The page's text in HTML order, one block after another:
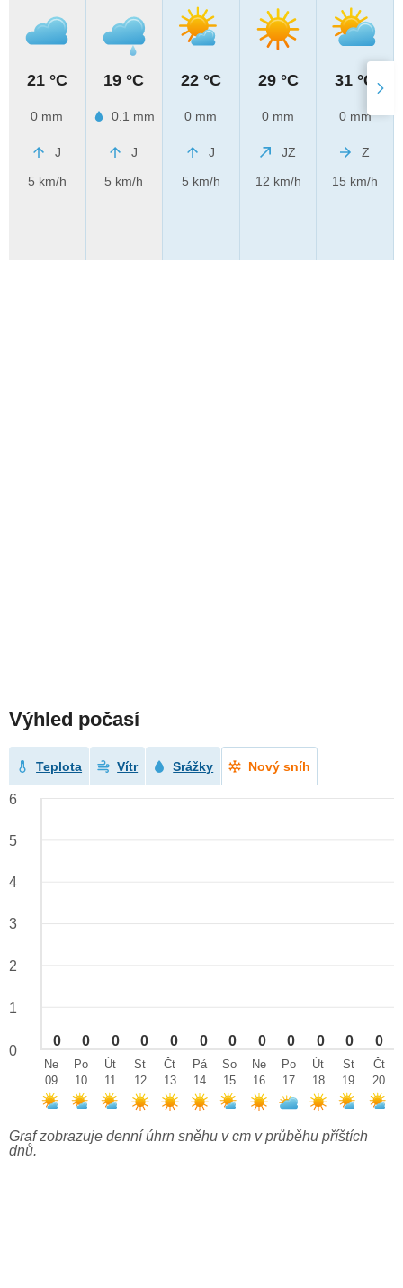
21 °C
0 mm
J
5 km/h
19 °C
0.1 mm
J
5 km/h
22 °C
0 mm
J
5 km/h
29 °C
0 mm
JZ
12 km/h
31 °C
0 mm
Z
15 km/h
Výhled počasí
Teplota Vítr Srážky Nový sníh
0 0 0 0 0 0 0 0 0 0 0 0
6
5
4
3
2
1
0
Ne
09
Po
10
Út
11
St
12
Čt
13
Pá
14
So
15
Ne
16
Po
17
Út
18
St
19
Čt
20
Graf zobrazuje denní úhrn sněhu v cm v průběhu příštích
dnů.